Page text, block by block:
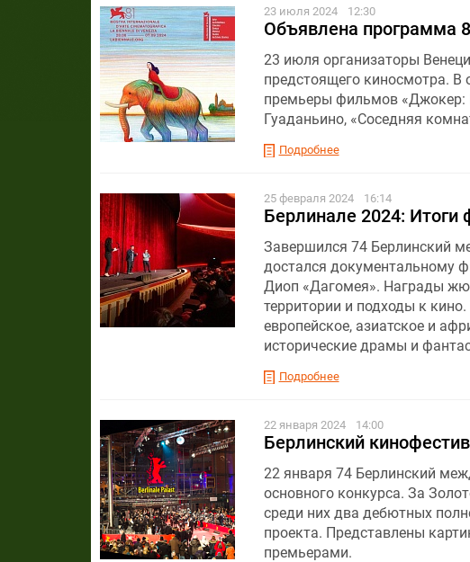
23 июля 2024 12:30
Объявлена программа
23 июля организаторы
предстоящего киносмотра. В
премьеры фильмов «Джокер:
Гуаданьино, «Соседняя
Подробнее
25 февраля 2024 16:14
Берлинале 2024: Итоги
Завершился 74 Берлинский
достался документальному
Диоп «Дагомея». Награды
территории и подходы к
европейское, азиатское и
исторические драмы и
Подробнее
22 января 2024 14:00
Берлинский
22 января 74 Берлинский
основного конкурса. За
среди них два дебютных
проекта. Представлены
премьерами.